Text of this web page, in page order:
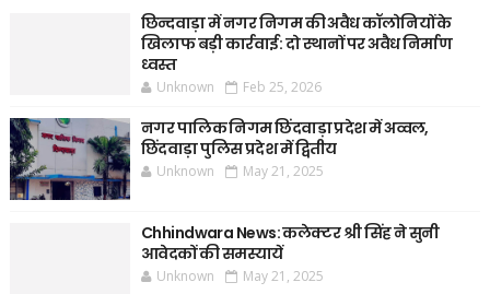
छिन्दवाड़ा में नगर निगम की अवैध कॉलोनियों के
खिलाफ बड़ी कार्रवाई: दो स्थानों पर अवैध निर्माण
ध्वस्त
Unknown Feb 25, 2026
नगर पालिक निगम छिंदवाड़ा प्रदेश में अव्वल,
छिंदवाड़ा पुलिस प्रदेश में द्वितीय
Unknown May 21, 2025
Chhindwara News: कलेक्टर श्री सिंह ने सुनी
आवेदकों की समस्यायें
Unknown May 21, 2025